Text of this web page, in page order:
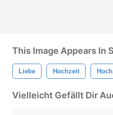
This Image Appears In
Liebe Hochzeit
Vielleicht Gefällt Dir